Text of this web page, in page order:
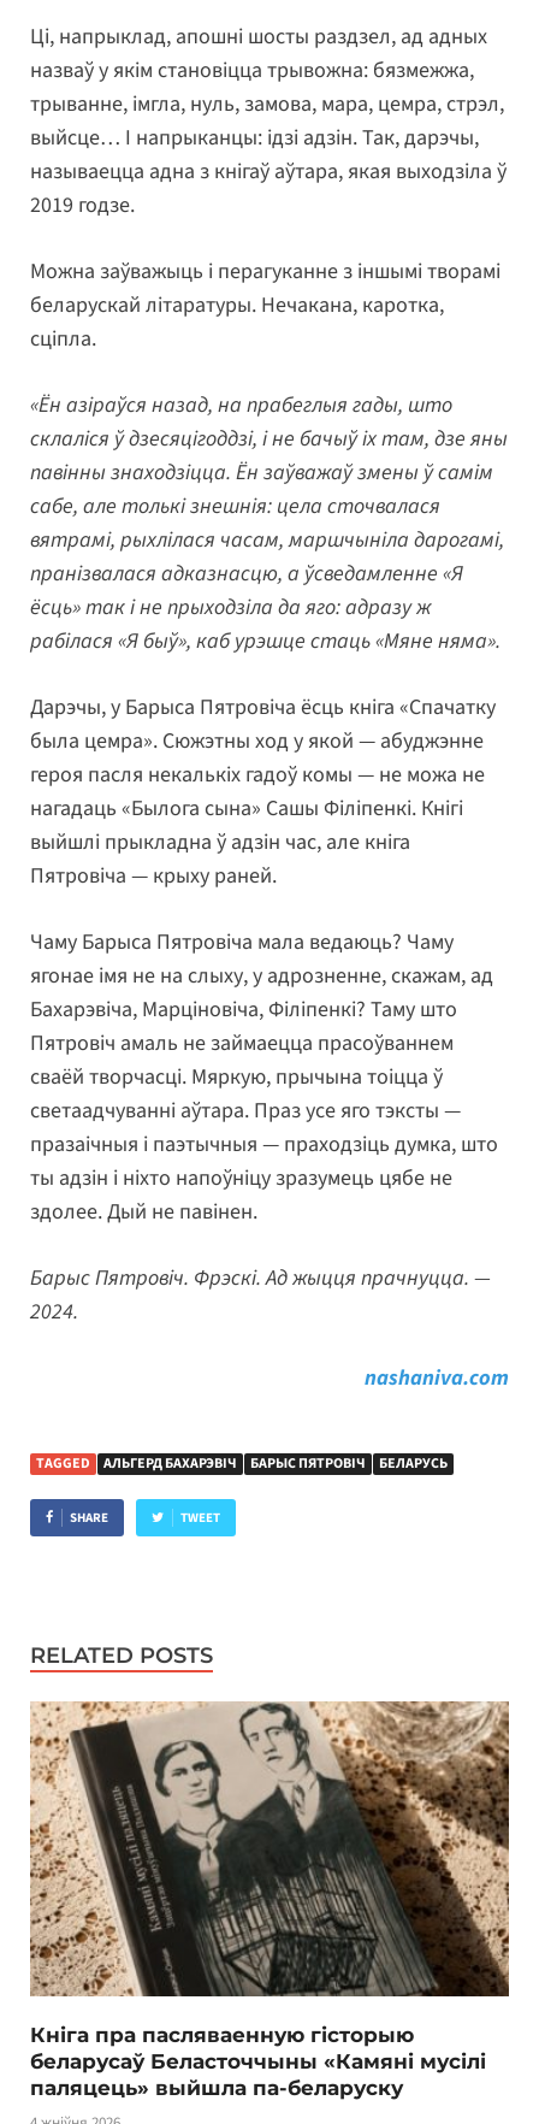
Ці, напрыклад, апошні шосты раздзел, ад адных
назваў у якім становіцца трывожна: бязмежжа,
трыванне, імгла, нуль, замова, мара, цемра, стрэл,
выйсце… І напрыканцы: ідзі адзін. Так, дарэчы,
называецца адна з кнігаў аўтара, якая выходзіла ў
2019 годзе.
Можна заўважыць і перагуканне з іншымі творамі
беларускай літаратуры. Нечакана, каротка,
сціпла.
«Ён азіраўся назад, на прабеглыя гады, што
склаліся ў дзесяцігоддзі, і не бачыў іх там, дзе яны
павінны знаходзіцца. Ён заўважаў змены ў самім
сабе, але толькі знешнія: цела сточвалася
вятрамі, рыхлілася часам, маршчыніла дарогамі,
пранізвалася адказнасцю, а ўсведамленне «Я
ёсць» так і не прыходзіла да яго: адразу ж
рабілася «Я быў», каб урэшце стаць «Мяне няма».
Дарэчы, у Барыса Пятровіча ёсць кніга «Спачатку
была цемра». Сюжэтны ход у якой — абуджэнне
героя пасля некалькіх гадоў комы — не можа не
нагадаць «Былога сына» Сашы Філіпенкі. Кнігі
выйшлі прыкладна ў адзін час, але кніга
Пятровіча — крыху раней.
Чаму Барыса Пятровіча мала ведаюць? Чаму
ягонае імя не на слыху, у адрозненне, скажам, ад
Бахарэвіча, Марціновіча, Філіпенкі? Таму што
Пятровіч амаль не займаецца прасоўваннем
сваёй творчасці. Мяркую, прычына тоіцца ў
светаадчуванні аўтара. Праз усе яго тэксты —
празаічныя і паэтычныя — праходзіць думка, што
ты адзін і ніхто напоўніцу зразумець цябе не
здолее. Дый не павінен.
Барыс Пятровіч. Фрэскі. Ад жыцця прачнуцца. —
2024.
nashaniva.com
TAGGED АЛЬГЕРД БАХАРЭВІЧ БАРЫС ПЯТРОВІЧ БЕЛАРУСЬ
SHARE TWEET
RELATED POSTS
Кніга пра пасляваенную гісторыю
беларусаў Беласточчыны «Камяні мусілі
паляцець» выйшла па-беларуску